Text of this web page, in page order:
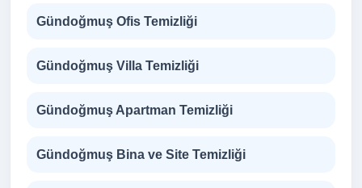
Gündoğmuş Ofis Temizliği
Gündoğmuş Villa Temizliği
Gündoğmuş Apartman Temizliği
Gündoğmuş Bina ve Site Temizliği